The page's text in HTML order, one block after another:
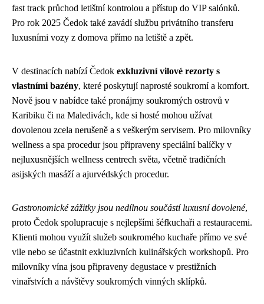
fast track průchod letištní kontrolou a přístup do VIP salónků.
Pro rok 2025 Čedok také zavádí službu privátního transferu
luxusními vozy z domova přímo na letiště a zpět.
V destinacích nabízí Čedok exkluzivní vilové rezorty s
vlastními bazény, které poskytují naprosté soukromí a komfort.
Nově jsou v nabídce také pronájmy soukromých ostrovů v
Karibiku či na Maledivách, kde si hosté mohou užívat
dovolenou zcela nerušeně a s veškerým servisem. Pro milovníky
wellness a spa procedur jsou připraveny speciální balíčky v
nejluxusnějších wellness centrech světa, včetně tradičních
asijských masáží a ajurvédských procedur.
Gastronomické zážitky jsou nedílnou součástí luxusní dovolené,
proto Čedok spolupracuje s nejlepšími šéfkuchaři a restauracemi.
Klienti mohou využít služeb soukromého kuchaře přímo ve své
vile nebo se účastnit exkluzivních kulinářských workshopů. Pro
milovníky vína jsou připraveny degustace v prestižních
vinařstvích a návštěvy soukromých vinných sklípků.